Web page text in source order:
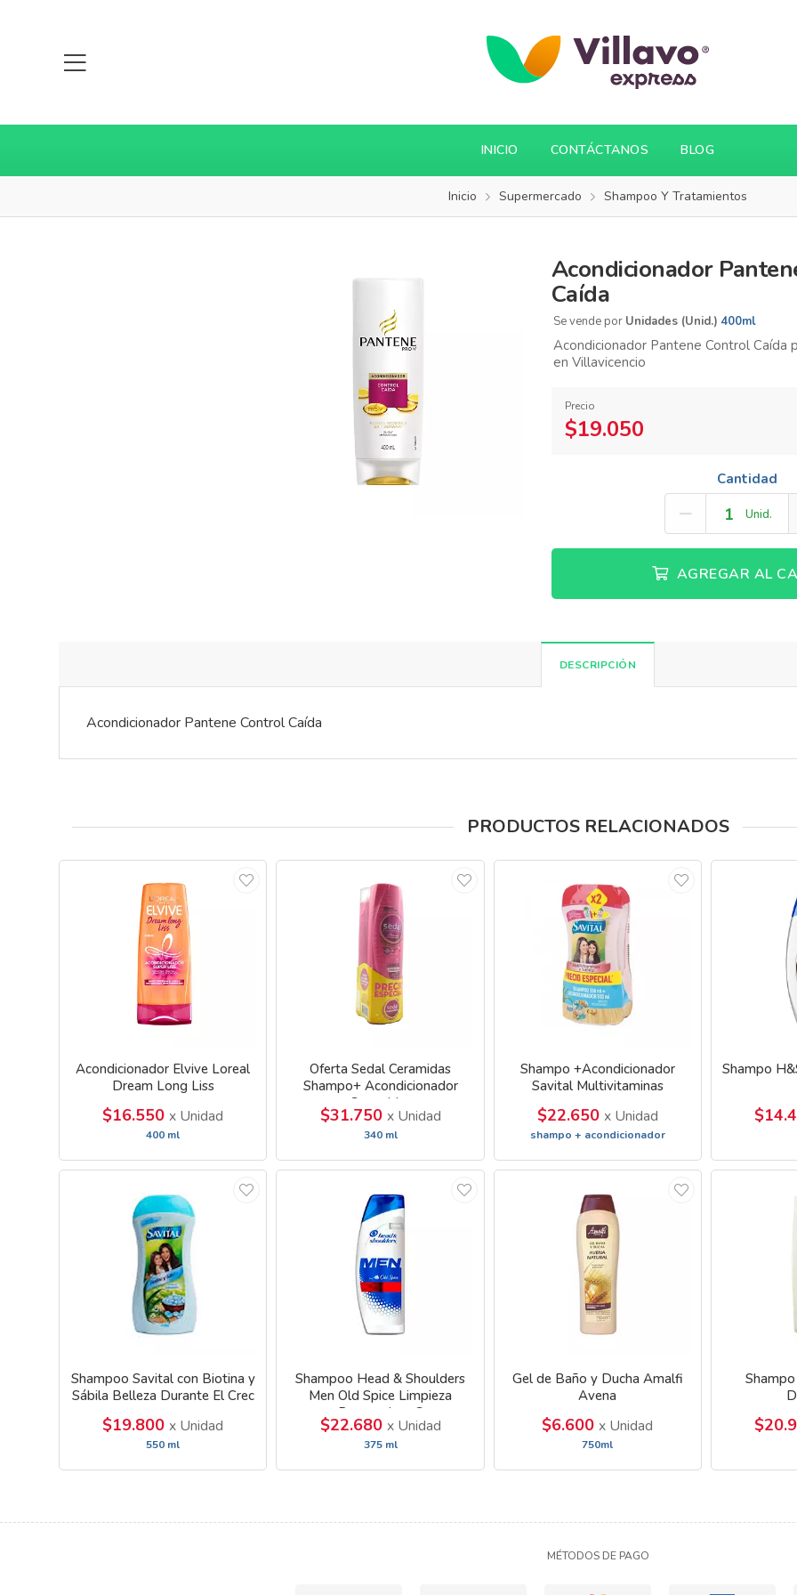
INICIO CONTÁCTANOS BLOG
Inicio Supermercado Shampoo Y Tratamientos
Acondicionador
Caída
Se vende por Unidades (Unid.) 400ml
Acondicionador Pantene Control Caída
en Villavicencio
Precio
$19.050
Cantidad
Unid.
AGREGAR AL
DESCRIPCIÓN
Acondicionador Pantene Control Caída
PRODUCTOS RELACIONADOS
Acondicionador Elvive Loreal
Dream Long Liss
$16.550x Unidad
400 ml
Oferta Sedal Ceramidas
Shampo+ Acondicionador
Ceramidas
$31.750 x Unidad
340 ml
Shampo +Acondicionador
Savital Multivitaminas
$22.650 x Unidad
shampo + acondicionador
Shampo
Shampoo Savital con Biotina y
Sábila Belleza Durante El Crec
$19.800x Unidad
550 ml
Shampoo Head & Shoulders
Men Old Spice Limpieza
Renovadora C
$22.680 x Unidad
375 ml
Gel de Baño y Ducha Amalfi
Avena
$6.600x Unidad
750ml
MÉTODOS DE PAGO